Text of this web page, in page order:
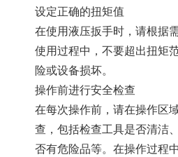
设定正确的扭矩值
在使用液压扳手时，请根据
使用过程中，不要超出扭矩
险或设备损坏。
操作前进行安全检查
在每次操作前，请在操作区
查，包括检查工具是否清洁
否有危险品等。在操作过程